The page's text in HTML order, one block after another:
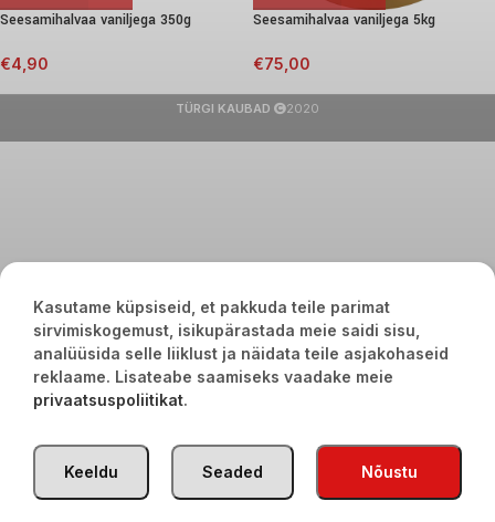
Seesamihalvaa vaniljega 350g
€4,90
Seesamihalvaa vaniljega 5kg
€75,00
TÜRGI KAUBAD 2020
Kasutame küpsiseid, et pakkuda teile parimat
sirvimiskogemust, isikupärastada meie saidi sisu,
analüüsida selle liiklust ja näidata teile asjakohaseid
reklaame. Lisateabe saamiseks vaadake meie
privaatsuspoliitikat.
Nõustu
Seaded
Keeldu